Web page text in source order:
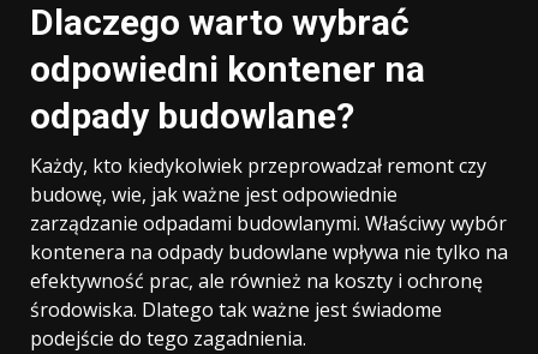
Dlaczego warto wybrać
odpowiedni kontener na
odpady budowlane?
Każdy, kto kiedykolwiek przeprowadzał remont czy
budowę, wie, jak ważne jest odpowiednie
zarządzanie odpadami budowlanymi. Właściwy wybór
kontenera na odpady budowlane wpływa nie tylko na
efektywność prac, ale również na koszty i ochronę
środowiska. Dlatego tak ważne jest świadome
podejście do tego zagadnienia.